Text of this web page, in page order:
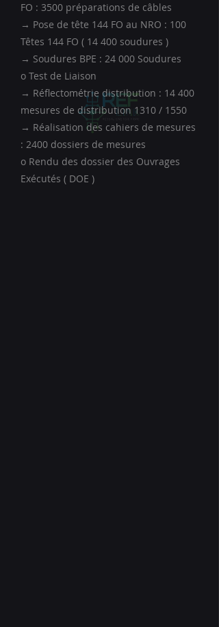
FO : 3500 préparations de câbles
→ Pose de tête 144 FO au NRO : 100
Têtes 144 FO ( 14 400 soudures )
→ Soudures BPE : 24 000 Soudures
o Test de Liaison
→ Réflectométrie distribution : 14 400
mesures de distribution 1310 / 1550
→ Réalisation des cahiers de mesures
: 2400 dossiers de mesures
o Rendu des dossier des Ouvrages
Exécutés ( DOE )